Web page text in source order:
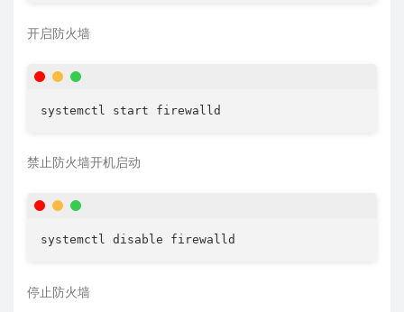
开启防火墙
禁止防火墙开机启动
停止防火墙